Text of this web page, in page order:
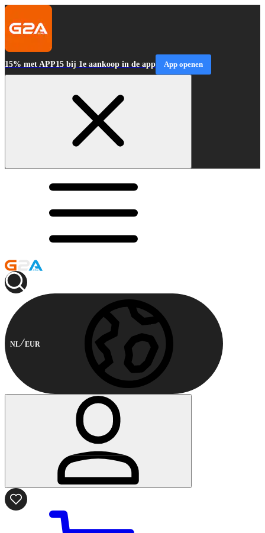
15% met APP15 bij 1e aankoop in de app App openen
NL EUR